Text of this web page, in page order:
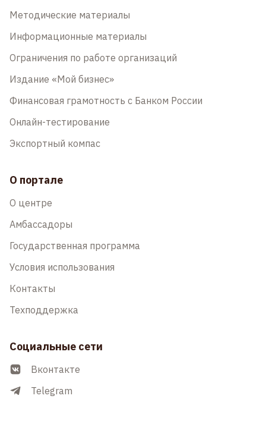
Методические материалы
Информационные материалы
Ограничения по работе организаций
Издание «Мой бизнес»
Финансовая грамотность с Банком России
Онлайн-тестирование
Экспортный компас
О портале
О центре
Амбассадоры
Государственная программа
Условия использования
Контакты
Техподдержка
Социальные сети
Вконтакте
Telegram